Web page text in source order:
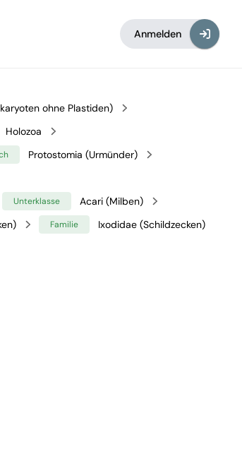
Anmelden
ohne Plastiden)
Holozoa
Protostomia (Urmünder)
Unterklasse Acari (Milben)
Familie Ixodidae (Schildzecken)